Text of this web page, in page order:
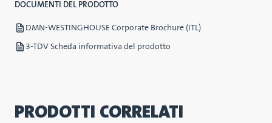
DOCUMENTI DEL PRODOTTO
DMN-WESTINGHOUSE Corporate Brochure (ITL)
3-TDV Scheda informativa del prodotto
PRODOTTI CORRELATI